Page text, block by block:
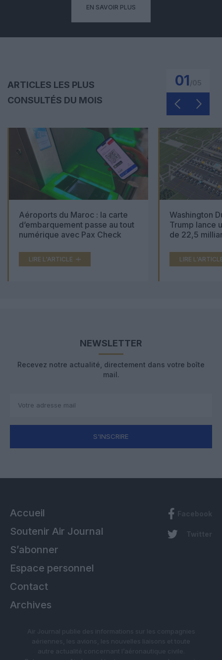
EN SAVOIR PLUS
ARTICLES LES PLUS
CONSULTÉS DU MOIS
01
Aéroports du Maroc : la carte
d’embarquement passe au tout
numérique avec Pax Check
LIRE L'ARTICLE
Washington
Trump lance
de 22,5
LIRE
NEWSLETTER
Recevez notre actualité, directement dans votre boîte
mail.
S'INSCRIRE
Accueil
Soutenir Air Journal
S’abonner
Espace personnel
Contact
Archives